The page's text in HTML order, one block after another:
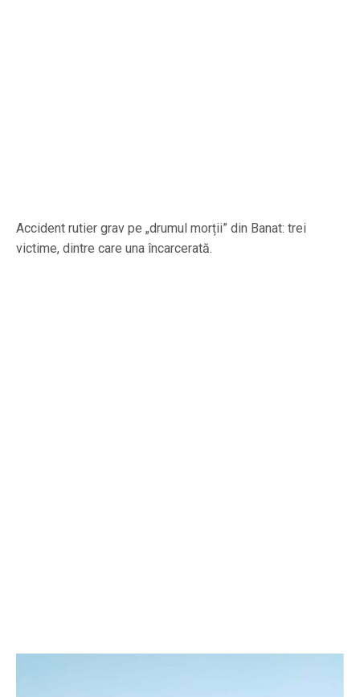
Accident rutier grav pe „drumul morții” din Banat: trei
victime, dintre care una încarcerată.